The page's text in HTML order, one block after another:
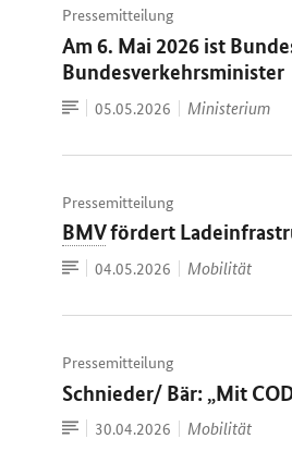
Pressemitteilung
Am 6. Mai 2026 ist
Bundesverkehrsminister
Zum
Dokument
Datum:
05.05.2026 Ministerium
Pressemitteilung
BMVfördert
Zum
Dokument
Datum:
04.05.2026 Mobilität
Pressemitteilung
Schnieder/ Bär: „Mit
Zum
Dokument
Datum:
30.04.2026 Mobilität